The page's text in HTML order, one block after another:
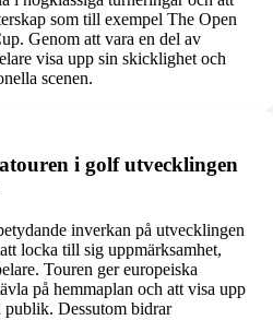
som till exempel The Open
Genom att vara en del av
visa upp sin skicklighet och
scenen.
i golf utvecklingen
inverkan på utvecklingen
locka till sig uppmärksamhet,
Touren ger europeiska
på hemmaplan och att visa upp
Dessutom bidrar